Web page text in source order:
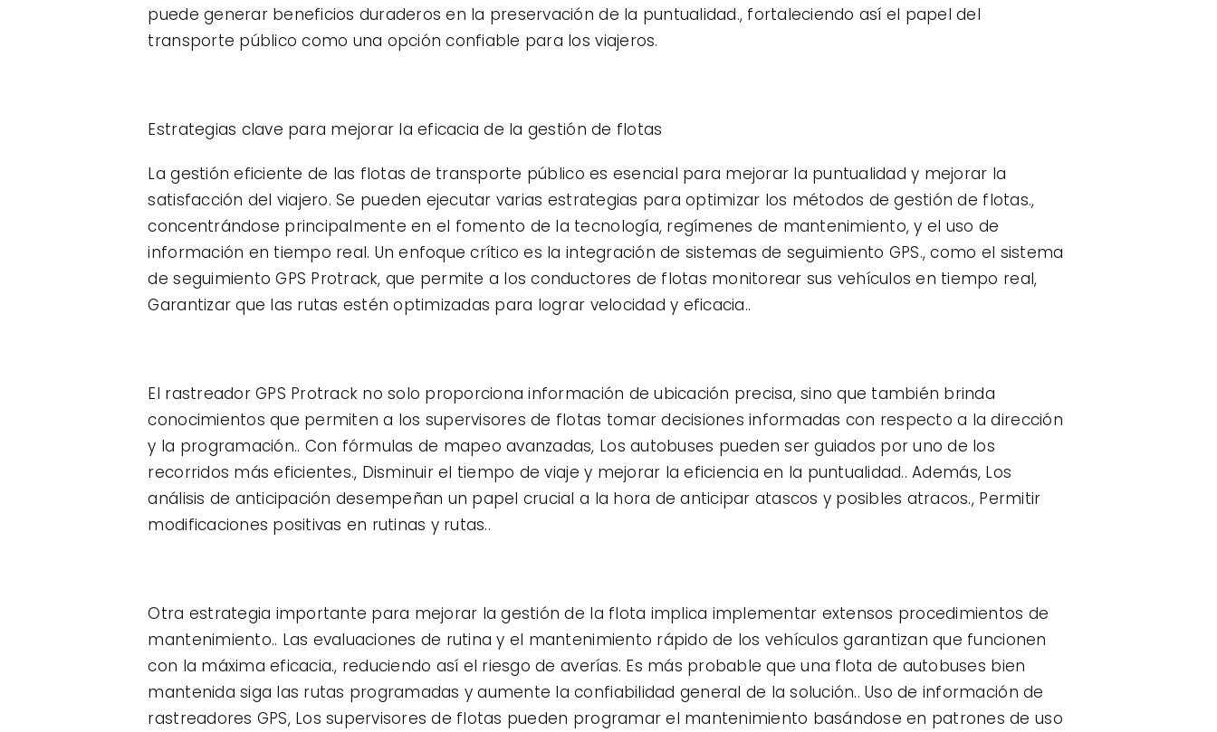
puede generar beneficios duraderos en la preservación de la puntualidad., fortaleciendo así el papel del
transporte público como una opción confiable para los viajeros.
Estrategias clave para mejorar la eficacia de la gestión de flotas
La gestión eficiente de las flotas de transporte público es esencial para mejorar la puntualidad y mejorar la
satisfacción del viajero. Se pueden ejecutar varias estrategias para optimizar los métodos de gestión de flotas.,
concentrándose principalmente en el fomento de la tecnología, regímenes de mantenimiento, y el uso de
información en tiempo real. Un enfoque crítico es la integración de sistemas de seguimiento GPS., como el sistema
de seguimiento GPS Protrack, que permite a los conductores de flotas monitorear sus vehículos en tiempo real,
Garantizar que las rutas estén optimizadas para lograr velocidad y eficacia..
El rastreador GPS Protrack no solo proporciona información de ubicación precisa, sino que también brinda
conocimientos que permiten a los supervisores de flotas tomar decisiones informadas con respecto a la dirección
y la programación.. Con fórmulas de mapeo avanzadas, Los autobuses pueden ser guiados por uno de los
recorridos más eficientes., Disminuir el tiempo de viaje y mejorar la eficiencia en la puntualidad.. Además, Los
análisis de anticipación desempeñan un papel crucial a la hora de anticipar atascos y posibles atracos., Permitir
modificaciones positivas en rutinas y rutas..
Otra estrategia importante para mejorar la gestión de la flota implica implementar extensos procedimientos de
mantenimiento.. Las evaluaciones de rutina y el mantenimiento rápido de los vehículos garantizan que funcionen
con la máxima eficacia., reduciendo así el riesgo de averías. Es más probable que una flota de autobuses bien
mantenida siga las rutas programadas y aumente la confiabilidad general de la solución.. Uso de información de
rastreadores GPS, Los supervisores de flotas pueden programar el mantenimiento basándose en patrones de uso